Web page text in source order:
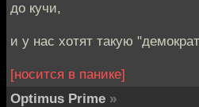
до кучи,
и у нас хотят такую
[носится в панике]
Optimus Prime »